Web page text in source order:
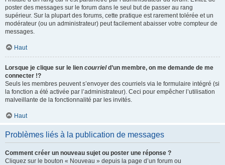
poster des messages sur le forum dans le seul but de passer au rang
supérieur. Sur la plupart des forums, cette pratique est rarement tolérée et un
modérateur (ou un administrateur) peut facilement abaisser votre compteur de
messages.
Haut
Lorsque je clique sur le lien courrield’un membre, on me demande de me
connecter !?
Seuls les membres peuvent s’envoyer des courriels via le formulaire intégré (si
la fonction a été activée par l’administrateur). Ceci pour empêcher l’utilisation
malveillante de la fonctionnalité par les invités.
Haut
Problèmes liés à la publication de messages
Comment créer un nouveau sujet ou poster une réponse ?
Cliquez sur le bouton « Nouveau » depuis la page d’un forum ou